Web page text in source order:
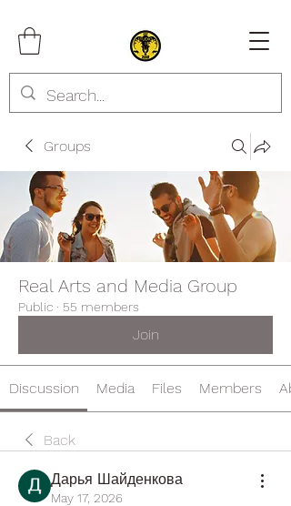
Groups
Real Arts and Media Group
Public · 55 members
Join
Discussion Media Files Members
Back
Дарья Шайденкова
May 17, 2026